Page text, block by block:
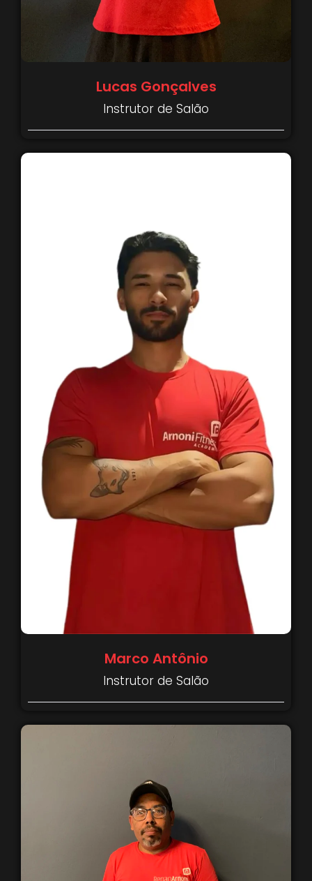
Lucas Gonçalves
Instrutor de Salão
Marco Antônio
Instrutor de Salão